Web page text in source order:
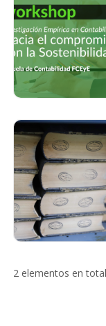
2 elementos en